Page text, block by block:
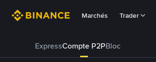
Marchés Trader
ExpressCompte P2PBloc